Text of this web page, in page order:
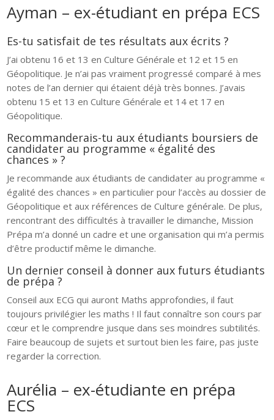
Ayman – ex-étudiant en prépa ECS
Es-tu satisfait de tes résultats aux écrits ?
J’ai obtenu 16 et 13 en Culture Générale et 12 et 15 en
Géopolitique. Je n’ai pas vraiment progressé comparé à mes
notes de l’an dernier qui étaient déjà très bonnes. J’avais
obtenu 15 et 13 en Culture Générale et 14 et 17 en
Géopolitique.
Recommanderais-tu aux étudiants boursiers de
candidater au programme « égalité des
chances » ?
Je recommande aux étudiants de candidater au programme «
égalité des chances » en particulier pour l’accès au dossier de
Géopolitique et aux références de Culture générale. De plus,
rencontrant des difficultés à travailler le dimanche, Mission
Prépa m’a donné un cadre et une organisation qui m’a permis
d’être productif même le dimanche.
Un dernier conseil à donner aux futurs étudiants
de prépa ?
Conseil aux ECG qui auront Maths approfondies, il faut
toujours privilégier les maths ! Il faut connaître son cours par
cœur et le comprendre jusque dans ses moindres subtilités.
Faire beaucoup de sujets et surtout bien les faire, pas juste
regarder la correction.
Aurélia – ex-étudiante en prépa
ECS